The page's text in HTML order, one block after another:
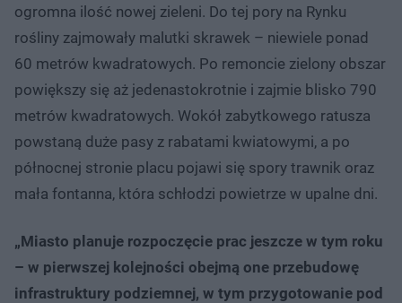
ogromna ilość nowej zieleni. Do tej pory na Rynku
rośliny zajmowały malutki skrawek – niewiele ponad
60 metrów kwadratowych. Po remoncie zielony obszar
powiększy się aż jedenastokrotnie i zajmie blisko 790
metrów kwadratowych. Wokół zabytkowego ratusza
powstaną duże pasy z rabatami kwiatowymi, a po
północnej stronie placu pojawi się spory trawnik oraz
mała fontanna, która schłodzi powietrze w upalne dni.
„Miasto planuje rozpoczęcie prac jeszcze w tym roku
– w pierwszej kolejności obejmą one przebudowę
infrastruktury podziemnej, w tym przygotowanie pod